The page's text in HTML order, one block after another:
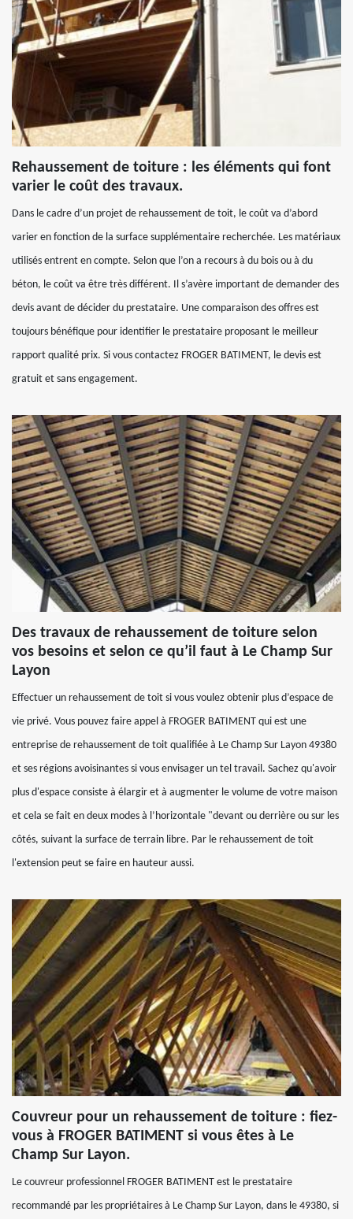
Rehaussement de toiture : les éléments qui font
varier le coût des travaux.
Dans le cadre d’un projet de rehaussement de toit, le coût va d’abord
varier en fonction de la surface supplémentaire recherchée. Les matériaux
utilisés entrent en compte. Selon que l’on a recours à du bois ou à du
béton, le coût va être très différent. Il s’avère important de demander des
devis avant de décider du prestataire. Une comparaison des offres est
toujours bénéfique pour identifier le prestataire proposant le meilleur
rapport qualité prix. Si vous contactez FROGER BATIMENT, le devis est
gratuit et sans engagement.
Des travaux de rehaussement de toiture selon
vos besoins et selon ce qu’il faut à Le Champ Sur
Layon
Effectuer un rehaussement de toit si vous voulez obtenir plus d’espace de
vie privé. Vous pouvez faire appel à FROGER BATIMENT qui est une
entreprise de rehaussement de toit qualifiée à Le Champ Sur Layon 49380
et ses régions avoisinantes si vous envisager un tel travail. Sachez qu'avoir
plus d'espace consiste à élargir et à augmenter le volume de votre maison
et cela se fait en deux modes à l’horizontale "devant ou derrière ou sur les
côtés, suivant la surface de terrain libre. Par le rehaussement de toit
l'extension peut se faire en hauteur aussi.
Couvreur pour un rehaussement de toiture : fiez-
vous à FROGER BATIMENT si vous êtes à Le
Champ Sur Layon.
Le couvreur professionnel FROGER BATIMENT est le prestataire
recommandé par les propriétaires à Le Champ Sur Layon, dans le 49380, si